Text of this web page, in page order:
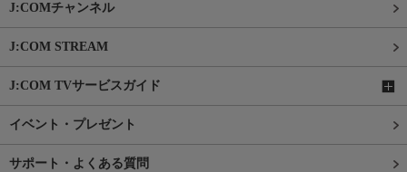
J:COMチャンネル
J:COM STREAM
J:COM TVサービスガイド
イベント・プレゼント
サポート・よくある質問